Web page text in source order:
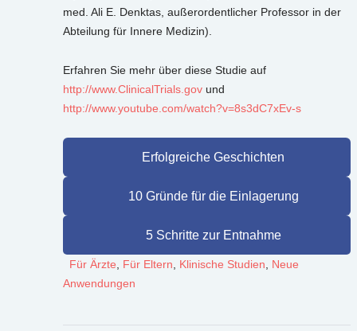
med. Ali E. Denktas, außerordentlicher Professor in der
Abteilung für Innere Medizin).
Erfahren Sie mehr über diese Studie auf
http://www.ClinicalTrials.gov und
http://www.youtube.com/watch?v=8s3dC7xEv-s
Erfolgreiche Geschichten
10 Gründe für die Einlagerung
5 Schritte zur Entnahme
Für Ärzte Für Eltern Klinische Studien
Neue
Anwendungen